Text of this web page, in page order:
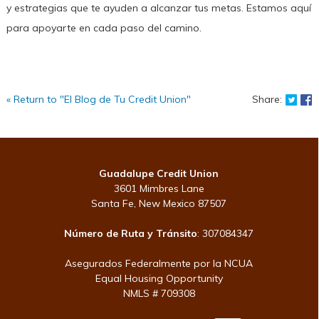
y estrategias que te ayuden a alcanzar tus metas. Estamos aquí
para apoyarte en cada paso del camino.
« Return to "El Blog de Tu Credit Union" Share:
Guadalupe Credit Union
3601 Mimbres Lane
Santa Fe, New Mexico 87507
Número de Ruta y Tránsito: 307084347
Asegurados Federalmente por la NCUA
Equal Housing Opportunity
NMLS # 709308